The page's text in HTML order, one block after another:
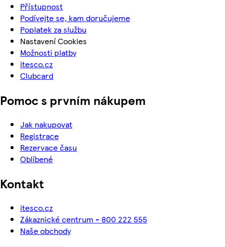
Přístupnost
Podívejte se, kam doručujeme
Poplatek za službu
Nastavení Cookies
Možnosti platby
itesco.cz
Clubcard
Pomoc s prvním nákupem
Jak nakupovat
Registrace
Rezervace času
Oblíbené
Kontakt
itesco.cz
Zákaznické centrum - 800 222 555
Naše obchody